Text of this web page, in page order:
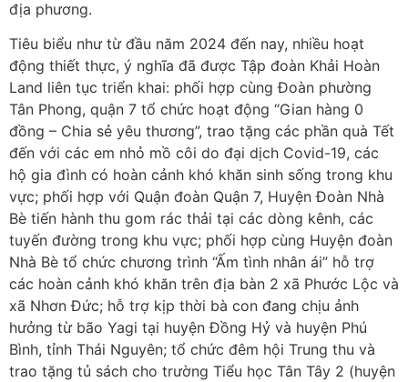
địa phương.
Tiêu biểu như từ đầu năm 2024 đến nay, nhiều hoạt
động thiết thực, ý nghĩa đã được Tập đoàn Khải Hoàn
Land liên tục triển khai: phối hợp cùng Đoàn phường
Tân Phong, quận 7 tổ chức hoạt động “Gian hàng 0
đồng – Chia sẻ yêu thương”, trao tặng các phần quà Tết
đến với các em nhỏ mồ côi do đại dịch Covid-19, các
hộ gia đình có hoàn cảnh khó khăn sinh sống trong khu
vực; phối hợp với Quận đoàn Quận 7, Huyện Đoàn Nhà
Bè tiến hành thu gom rác thải tại các dòng kênh, các
tuyến đường trong khu vực; phối hợp cùng Huyện đoàn
Nhà Bè tổ chức chương trình “Ấm tình nhân ái” hỗ trợ
các hoàn cảnh khó khăn trên địa bàn 2 xã Phước Lộc và
xã Nhơn Đức; hỗ trợ kịp thời bà con đang chịu ảnh
hưởng từ bão Yagi tại huyện Đồng Hỷ và huyện Phú
Bình, tỉnh Thái Nguyên; tổ chức đêm hội Trung thu và
trao tặng tủ sách cho trường Tiểu học Tân Tây 2 (huyện